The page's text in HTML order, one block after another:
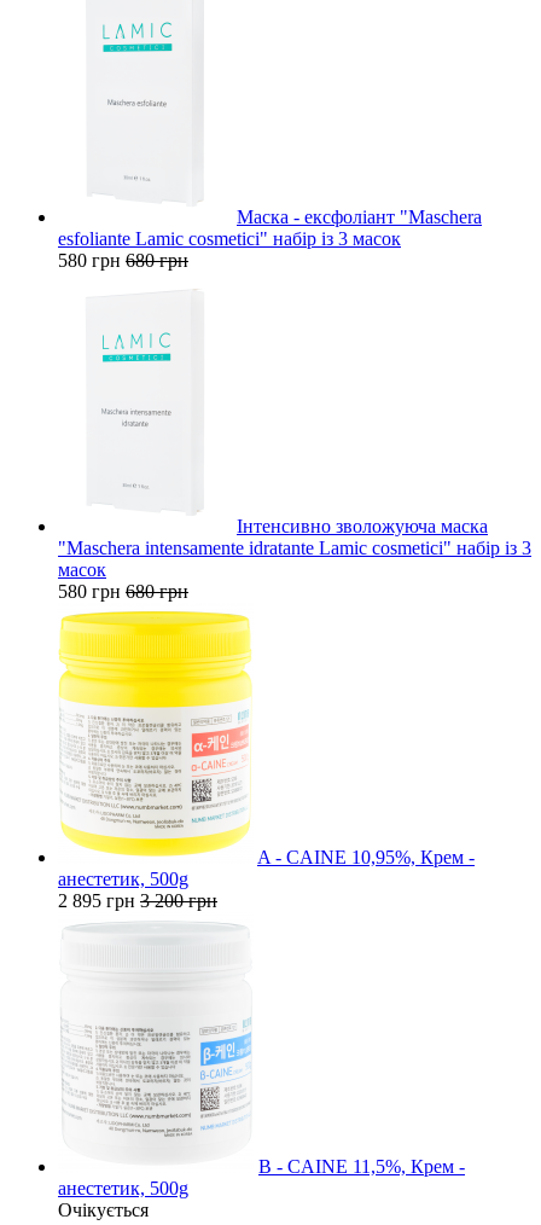
Маска - ексфоліант "Maschera
esfoliante Lamic cosmetici" набір із 3 масок
580 грн 680 грн
Інтенсивно зволожуюча маска
"Maschera intensamente idratante Lamic cosmetici" набір із 3
масок
580 грн 680 грн
A - CAINE 10,95%, Крем -
анестетик, 500g
2 895 грн 3 200 грн
B - CAINE 11,5%, Крем -
анестетик, 500g
Очікується